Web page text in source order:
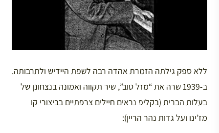
ללא ספק גילתה הזמרת אהדה רבה לשפת היידיש ולתרבותה.
ב-1939 שרה את “מזל טוב”, שיר תקווה ואמונה בנצחונן של
בעלות הברית (בקליפ נראים חיילים צרפתיים בביצורי קו
מז’ינו ועל גדות נהר הריין):